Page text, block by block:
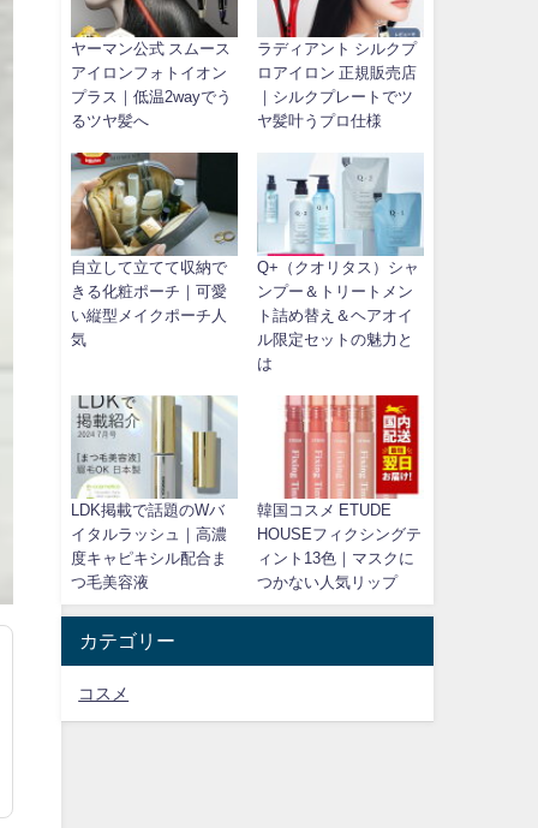
ヤーマン公式 スムース
アイロンフォトイオン
プラス｜低温2wayでう
るツヤ髪へ
ラディアント シルクプ
ロアイロン 正規販売店
｜シルクプレートでツ
ヤ髪叶うプロ仕様
自立して立てて収納で
きる化粧ポーチ｜可愛
い縦型メイクポーチ人
気
Q+（クオリタス）シャ
ンプー＆トリートメン
ト詰め替え＆ヘアオイ
ル限定セットの魅力と
は
LDK掲載で話題のWバ
イタルラッシュ｜高濃
度キャピキシル配合ま
つ毛美容液
韓国コスメ ETUDE
HOUSEフィクシングテ
ィント13色｜マスクに
つかない人気リップ
カテゴリー
コスメ